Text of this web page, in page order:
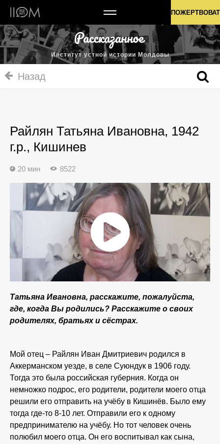
Институт устной истории Молдовы
Институт устной истории Молдовы
Назад
Райлян Татьяна Ивановна, 1942
г.р., Кишинев
20 мин 8522
Татьяна Ивановна, расскажите, пожалуйста,
где, когда Вы родились? Расскажите о своих
родителях, братьях и сёстрах.
Мой отец – Райлян Иван Дмитриевич родился в
Аккерманском уезде, в селе Суюндук в 1906 году.
Тогда это была российская губерния. Когда он
немножко подрос, его родители, родители моего отца
решили его отправить на учёбу в Кишинёв. Было ему
тогда где-то 8-10 лет. Отправили его к одному
предпринимателю на учёбу. Но тот человек очень
полюбил моего отца. Он его воспитывал как сына,